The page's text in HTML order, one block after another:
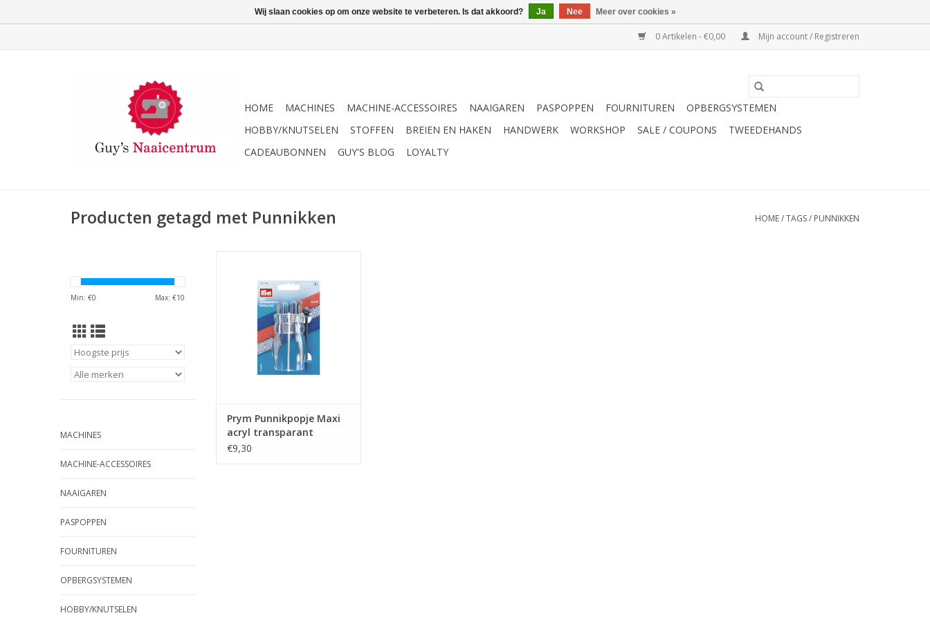
0 Artikelen - €0,00 Mijn account / Registreren
HOME MACHINES MACHINE-ACCESSOIRES NAAIGAREN PASPOPPEN FOURNITUREN
OPBERGSYSTEMEN
HOBBY/KNUTSELEN
STOFFEN BREIEN EN HAKEN HANDWERK WORKSHOP SALE / COUPONS
TWEEDEHANDS
CADEAUBONNEN
GUY'S BLOG LOYALTY
Producten getagd met Punnikken HOME/TAGS/ PUNNIKKEN
Min: €0 Max: €10
MACHINES
MACHINE-ACCESSOIRES
NAAIGAREN
PASPOPPEN
FOURNITUREN
OPBERGSYSTEMEN
HOBBY/KNUTSELEN
TOEVOEGEN AAN WINKELWAGEN
Prym Punnikpopje Maxi
acryl transparant
€9,30
Wij slaan cookies op om onze website te verbeteren. Is dat akkoord? Ja Nee Meer over cookies »